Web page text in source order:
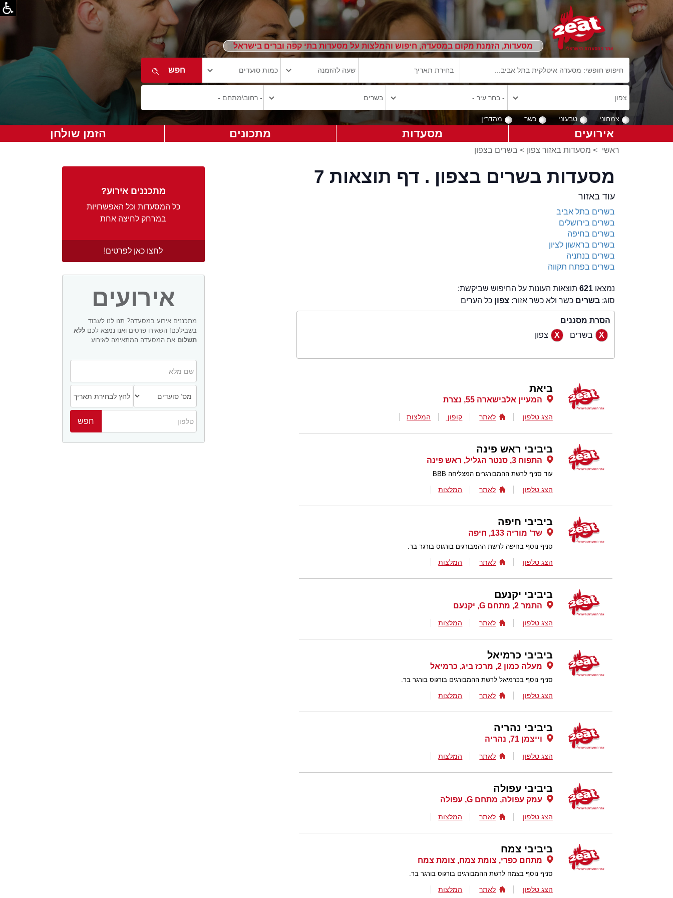
מסעדות, הזמנת מקום במסעדה, חיפוש והמלצות על מסעדות בתי קפה וברים בישראל
צמחוני טבעוני כשר מהדרין
אירועים מסעדות מתכונים הזמן שולחן
ראשי > מסעדות באזור צפון > בשרים בצפון
מתכננים אירוע?
כל המסעדות וכל האפשרויות
במרחק לחיצה אחת
לחצו כאן לפרטים!
אירועים
מתכננים אירוע במסעדה? תנו לנו לעבוד
בשבילכם! השאירו פרטים ואנו נמצא לכם ללא
תשלום את המסעדה המתאימה לאירוע.
מסעדות בשרים בצפון . דף תוצאות 7
עוד באזור
בשרים בתל אביב
בשרים בירושלים
בשרים בחיפה
בשרים בראשון לציון
בשרים בנתניה
בשרים בפתח תקווה
נמצאו 621תוצאות העונות על החיפוש שביקשת:
סוג: בשרים כשר ולא כשר אזור: צפון כל הערים
הסרת מסננים
בשרים
צפון
ביאת
המעיין אלבישארה 55, נצרת
הצג טלפון לאתר קופון המלצות
ביביבי ראש פינה
התפוח 3, סנטר הגליל, ראש פינה
עוד סניף לרשת ההמבורגרים המצליחה BBB
הצג טלפון לאתר המלצות
ביביבי חיפה
שד' מוריה 133, חיפה
סניף נוסף בחיפה לרשת ההמבורגים בורגוס בורגר בר.
הצג טלפון לאתר המלצות
ביביבי יקנעם
התמר 2, מתחם G, יקנעם
הצג טלפון לאתר המלצות
ביביבי כרמיאל
מעלה כמון 2, מרכז ביג, כרמיאל
סניף נוסף בכרמיאל לרשת ההמבורגים בורגוס בורגר בר.
הצג טלפון לאתר המלצות
ביביבי נהריה
וייצמן 71, נהריה
הצג טלפון לאתר המלצות
ביביבי עפולה
עמק עפולה, מתחם G, עפולה
הצג טלפון לאתר המלצות
ביביבי צמח
מתחם כפרי, צומת צמח, צומת צמח
סניף נוסף בצמח לרשת ההמבורגים בורגוס בורגר בר.
הצג טלפון לאתר המלצות